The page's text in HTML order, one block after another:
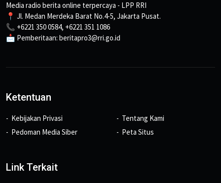
Media radio berita online terpercaya - LPP RRI
📍 Jl. Medan Merdeka Barat No.4-5, Jakarta Pusat.
📞 +6221 350 0584, +6221 351 1086
📩 Pemberitaan: beritapro3@rri.go.id
Ketentuan
Kebijakan Privasi
Pedoman Media Siber
Tentang Kami
Peta Situs
Link Terkait